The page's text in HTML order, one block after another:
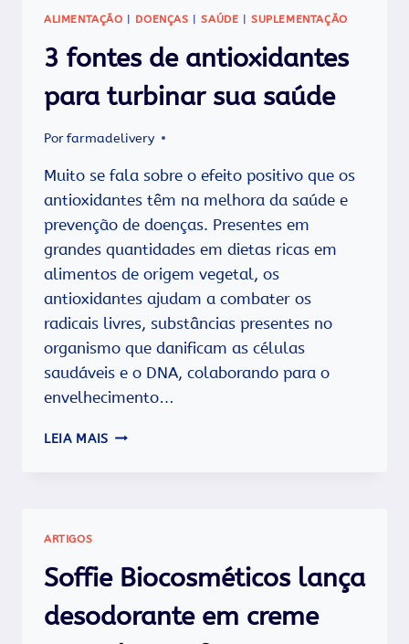
PRECISA
CONHECER
A
COENZIMA
Q-
10!
ALIMENTAÇÃO DOENÇAS |SAÚDE |SUPLEMENTAÇÃO
3 fontes de antioxidantes
para turbinar sua saúde
Porfarmadelivery
Muito se fala sobre o efeito positivo que os
antioxidantes têm na melhora da saúde e
prevenção de doenças. Presentes em
grandes quantidades em dietas ricas em
alimentos de origem vegetal, os
antioxidantes ajudam a combater os
radicais livres, substâncias presentes no
organismo que danificam as células
saudáveis e o DNA, colaborando para o
envelhecimento…
LEIA MAIS 3
SAÚDE
ARTIGOS
Soffie Biocosméticos lança
desodorante em creme